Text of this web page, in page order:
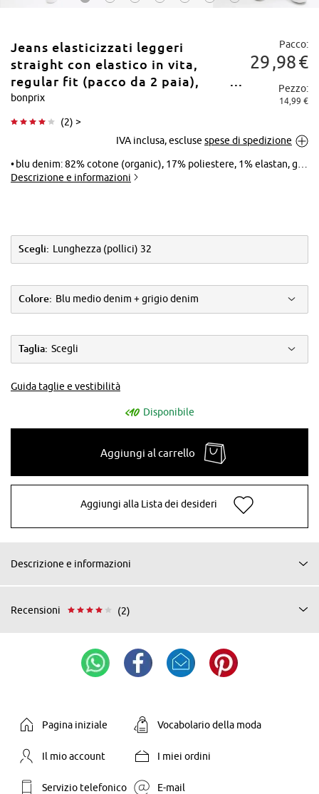
Jeans elasticizzati leggeri
straight con elastico in vita,
regular fit (pacco da 2 paia),
Lunghezza (pollici) 32
bonprix
(2) >
Pacco:
29 98€
Pezzo:
14,99 €
IVA inclusa, escluse spese di spedizione
blu denim: 82% cotone (organic), 17% poliestere, 1% elastan, grigio denim: 82% cotone (organic), 17% poliestere, 1% elastan
Descrizione e informazioni
Scegli: Lunghezza (pollici) 32
Colore: Blu medio denim + grigio denim
Taglia: Scegli
Guida taglie e vestibilità
Disponibile
Aggiungi al carrello
Aggiungi alla Lista dei desideri
Descrizione e informazioni
Recensioni (2)
Pagina iniziale Vocabolario della moda
Il mio account I miei ordini
Servizio telefonico E-mail